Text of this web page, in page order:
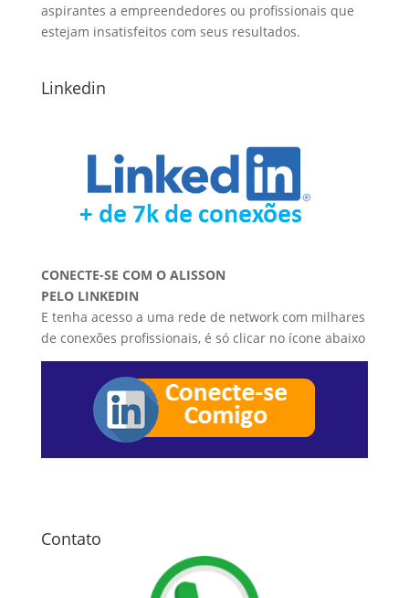
aspirantes a empreendedores ou profissionais que
estejam insatisfeitos com seus resultados.
Linkedin
CONECTE-SE COM O ALISSON
PELO LINKEDIN
E tenha acesso a uma rede de network com milhares
de conexões profissionais, é só clicar no ícone abaixo
Contato